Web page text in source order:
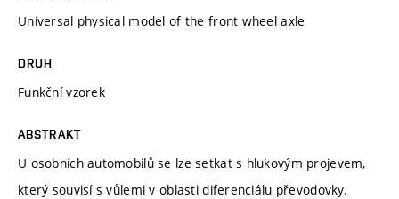
Universal physical model of the front wheel axle
DRUH
Funkční vzorek
ABSTRAKT
U osobních automobilů se lze setkat s hlukovým projevem,
který souvisí s vůlemi v oblasti diferenciálu převodovky.